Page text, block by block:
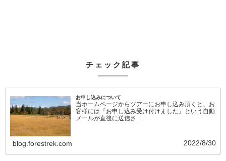
チェック記事
お申し込みについて
当ホームページからツアーにお申し込み頂くと、お
客様には『お申し込み受け付けました』という自動
メールが直後に送信さ…
blog.forestrek.com 2022/8/30